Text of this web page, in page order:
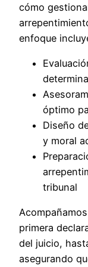
cómo
enfoque
óptimo
Diseño
y moral
tribunal
primera
del juicio,
asegurando